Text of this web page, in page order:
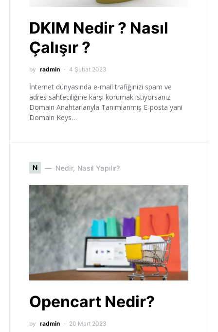
DKIM Nedir ? Nasıl
Çalışır ?
by radmin 4 Şubat 2023
İnternet dünyasında e-mail trafiğinizi spam ve
adres sahteciliğine karşı korumak istiyorsanız
Domain Anahtarlarıyla Tanımlanmış E-posta yani
Domain Keys…
N Nedir, Nasıl Yapılır?
Opencart Nedir?
by radmin 20 Mart 2023